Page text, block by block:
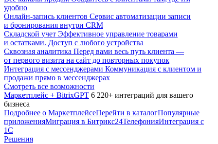
удобно
Онлайн-запись клиентов Сервис автоматизации записи
и бронирования внутри CRM
Складской учет Эффективное управление товарами
и остатками. Доступ с любого устройства
Сквозная аналитика Перед вами весь путь клиента —
от первого визита на сайт до повторных покупок
Интеграция с мессенджерами Коммуникация с клиентом и
продажи прямо в мессенджерах
Смотреть все возможности
Маркетплейс + BitrixGPT 6 220+ интеграций для вашего
бизнеса
Подробнее о МаркетплейсеПерейти в каталогПопулярные
приложенияМиграция в Битрикс24ТелефонияИнтеграция с
1С
Решения